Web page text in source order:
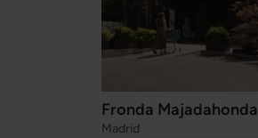
Fronda Majadahonda
Madrid